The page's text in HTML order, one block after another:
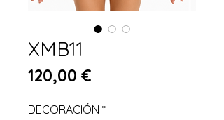
XMB11
120,00 €
DECORACIÓN *